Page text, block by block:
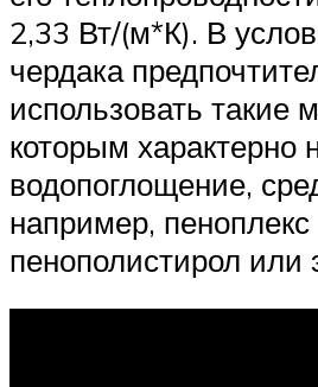
2,33 Вт/(м*К). В
чердака
использовать такие
которым характерно
водопоглощение,
например, пеноплекс
пенополистирол или